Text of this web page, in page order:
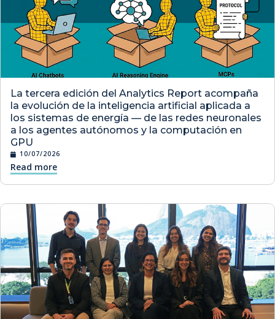
La tercera edición del Analytics Report acompaña
la evolución de la inteligencia artificial aplicada a
los sistemas de energía — de las redes neuronales
a los agentes autónomos y la computación en
GPU
10/07/2026
Read more